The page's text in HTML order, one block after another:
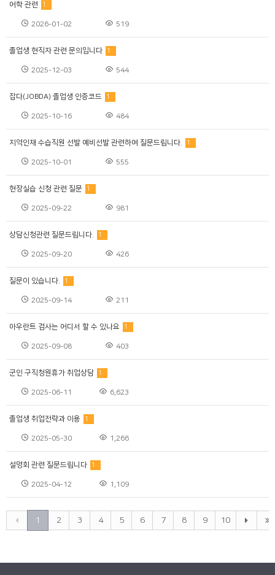
어학 관련 1
2026-01-02 519
졸업생 현직자 관련 문의입니다 1
2025-12-03 544
잡다(JOBDA) 졸업생 인증코드 1
2025-10-16 484
지역인재 수습직원 선발 예비선발 관련하여 질문드립니다. 1
2025-10-01 555
현장실습 신청 관련 질문 1
2025-09-22 981
상담신청관련 질문드립니다. 1
2025-09-20 426
질문이 있습니다. 1
2025-09-14 211
아우란트 검사는 어디서 할 수 있나요 1
2025-09-08 403
군인 구직청원휴가 취업상담 1
2025-06-11 6,623
졸업생 취업전략과 이용 1
2025-05-30 1,266
설명회 관련 질문드립니다 1
2025-04-12 1,109
1 2 3 4 5 6 7 8 9 10